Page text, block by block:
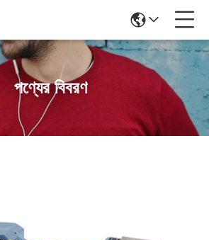
পণ্যের বিবরণ